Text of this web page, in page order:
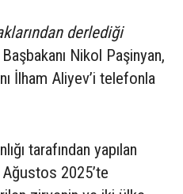
derlediği
Nikol Paşinyan,
İlham Aliyev’i telefonla
tarafından yapılan
2025’te